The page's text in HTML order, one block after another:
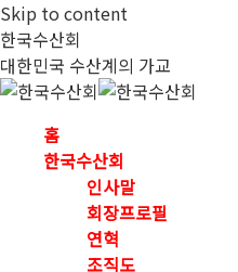
Skip to content
한국수산회
대한민국 수산계의 가교
홈
한국수산회
인사말
회장프로필
연혁
조직도